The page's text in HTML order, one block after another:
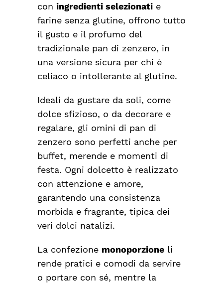
con ingredienti selezionatie
farine senza glutine, offrono tutto
il gusto e il profumo del
tradizionale pan di zenzero, in
una versione sicura per chi è
celiaco o intollerante al glutine.
Ideali da gustare da soli, come
dolce sfizioso, o da decorare e
regalare, gli omini di pan di
zenzero sono perfetti anche per
buffet, merende e momenti di
festa. Ogni dolcetto è realizzato
con attenzione e amore,
garantendo una consistenza
morbida e fragrante, tipica dei
veri dolci natalizi.
La confezione monoporzioneli
rende pratici e comodi da servire
o portare con sé, mentre la